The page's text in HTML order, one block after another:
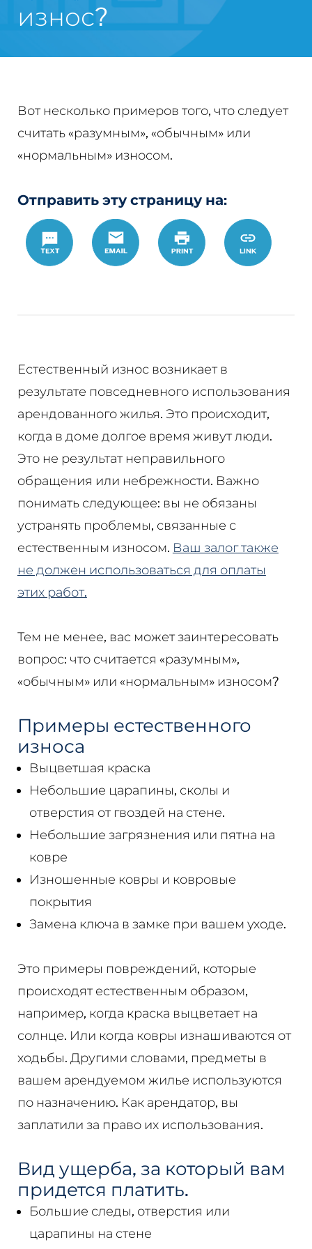
износ?
Вот несколько примеров того, что следует
считать «разумным», «обычным» или
«нормальным» износом.
Отправить эту страницу на:
Text
Email Печать
https://
wear-
Link
Естественный износ возникает в
результате повседневного использования
арендованного жилья. Это происходит,
когда в доме долгое время живут люди.
Это не результат неправильного
обращения или небрежности. Важно
понимать следующее: вы не обязаны
устранять проблемы, связанные с
естественным износом. Ваш залог также
не должен использоваться для оплаты
этих работ.
Тем не менее, вас может заинтересовать
вопрос: что считается «разумным»,
«обычным» или «нормальным» износом?
Примеры естественного
износа
Выцветшая краска
Небольшие царапины, сколы и
отверстия от гвоздей на стене.
Небольшие загрязнения или пятна на
ковре
Изношенные ковры и ковровые
покрытия
Замена ключа в замке при вашем уходе.
Это примеры повреждений, которые
происходят естественным образом,
например, когда краска выцветает на
солнце. Или когда ковры изнашиваются от
ходьбы. Другими словами, предметы в
вашем арендуемом жилье используются
по назначению. Как арендатор, вы
заплатили за право их использования.
Вид ущерба, за который вам
придется платить.
Большие следы, отверстия или
царапины на стене